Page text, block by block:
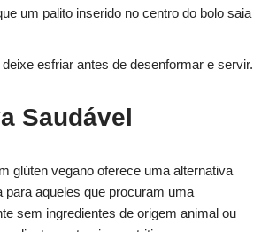
um palito inserido no centro do bolo saia
esfriar antes de desenformar e servir.
Saudável
glúten vegano oferece uma alternativa
para aqueles que procuram uma
sem ingredientes de origem animal ou